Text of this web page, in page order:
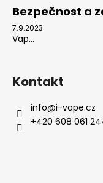
Bezpečnost a
7.9.2023
Vap...
Kontakt
info@i-vape.cz
+420 608 061